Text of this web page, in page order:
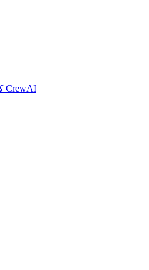
خوادم MCP كأدوات في CrewAI